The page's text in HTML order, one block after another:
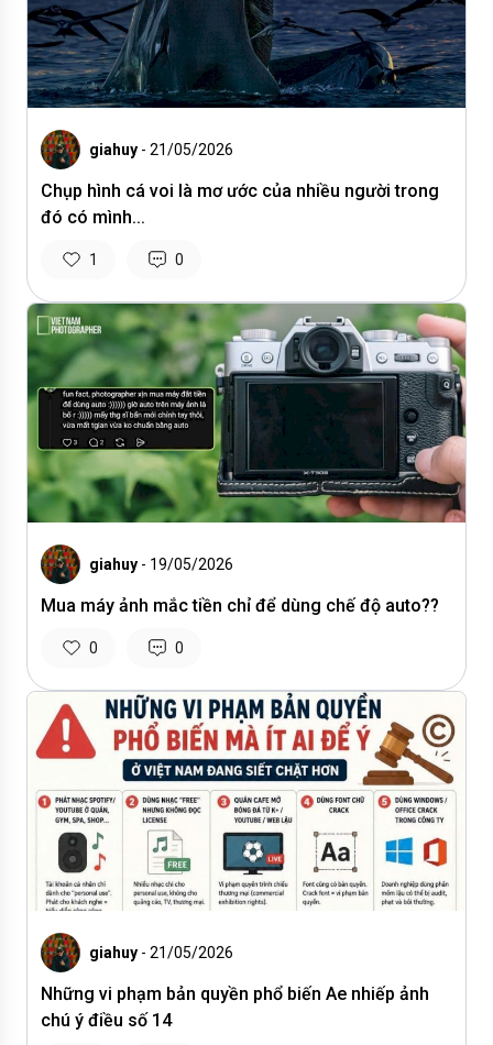
giahuy - 21/05/2026
Chụp hình cá voi là mơ ước của nhiều người trong
đó có mình...
1 0
giahuy - 19/05/2026
Mua máy ảnh mắc tiền chỉ để dùng chế độ auto??
0 0
giahuy - 21/05/2026
Những vi phạm bản quyền phổ biến Ae nhiếp ảnh
chú ý điều số 14